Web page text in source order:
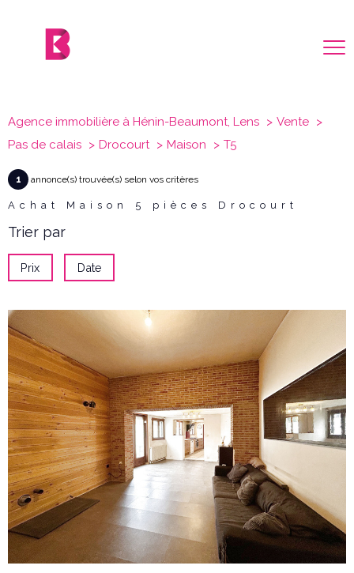
Agence immobilière à Hénin-Beaumont, Lens
Vente
Pas de calais
Drocourt Maison T5
1 annonce(s) trouvée(s) selon vos critères
Achat Maison 5 pièces Drocourt
Trier par
Prix Date